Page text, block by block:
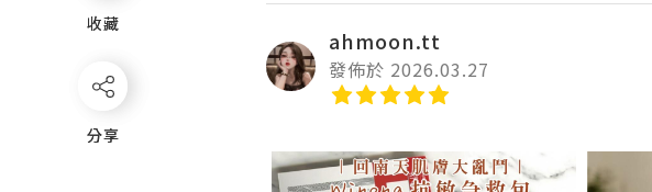
收藏
分享
ahmoon.tt
發佈於 2026.03.27
收藏
分享